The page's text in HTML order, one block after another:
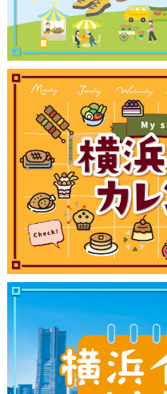
ブログ記事
サイトについて